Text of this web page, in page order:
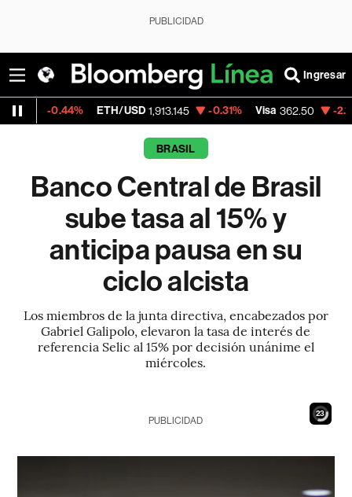
PUBLICIDAD
Ingresar
ETH/USD 1,913.145 -0.31% Visa 362.50 -2.15%
BRASIL
Banco Central de Brasil
sube tasa al 15% y
anticipa pausa en su
ciclo alcista
Los miembros de la junta directiva, encabezados por
Gabriel Galipolo, elevaron la tasa de interés de
referencia Selic al 15% por decisión unánime el
miércoles.
22
PUBLICIDAD